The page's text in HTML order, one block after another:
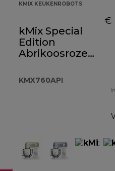
KMIX KEUKENROBOTS
kMix Special
Edition
Abrikoosroze
KMX760API
€